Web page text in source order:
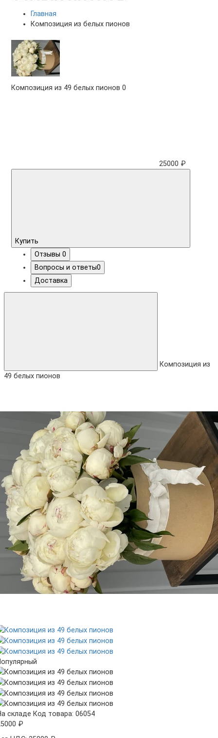
Главная
Композиция из белых пионов
Композиция из 49 белых пионов 0
25000 ₽
Купить
Отзывы 0
Вопросы и ответы0
Доставка
Композиция из
49 белых пионов
складе Код товара: 06054
₽